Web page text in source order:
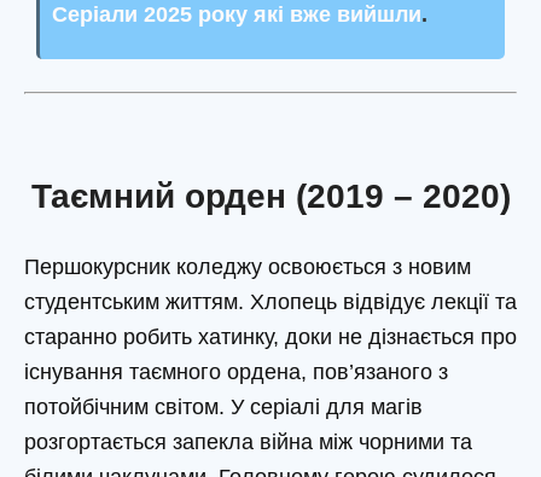
Серіали 2025 року які вже вийшли.
Таємний орден (2019 – 2020)
Першокурсник коледжу освоюється з новим
студентським життям. Хлопець відвідує лекції та
старанно робить хатинку, доки не дізнається про
існування таємного ордена, пов’язаного з
потойбічним світом. У серіалі для магів
розгортається запекла війна між чорними та